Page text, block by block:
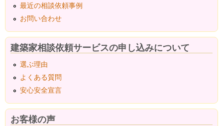
最近の相談依頼事例
お問い合わせ
建築家相談依頼サービスの申し込みについて
選ぶ理由
よくある質問
安心安全宣言
お客様の声